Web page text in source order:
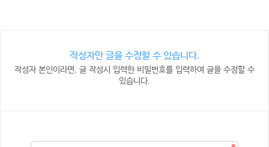
작성자만 글을 수정할 수 있습니다.
작성자 본인이라면, 글 작성시 입력한 비밀번호를 입력하여 글을 수정할 수
있습니다.